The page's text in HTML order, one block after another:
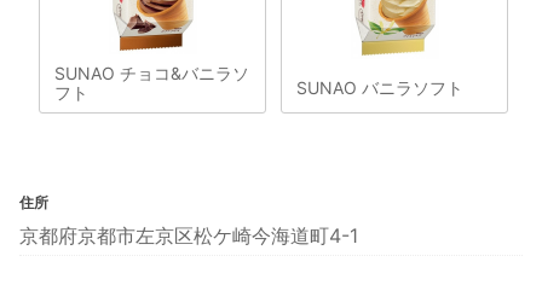
SUNAO チョコ&バニラソ
フト
SUNAO バニラソフト
住所
京都府京都市左京区松ケ崎今海道町4-1